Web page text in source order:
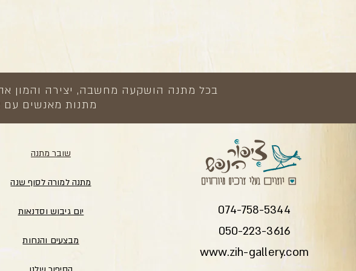
בכל מתנה הושקעה מחשבה, יצירה והמון
מתנות מאנשים עם
שובר מתנה
מתנה למורה לסוף שנה
יום גיבוש וסדנאות
מבצעים והנחות
074-758-5344
050-223-3616
www.zih-gallery.com